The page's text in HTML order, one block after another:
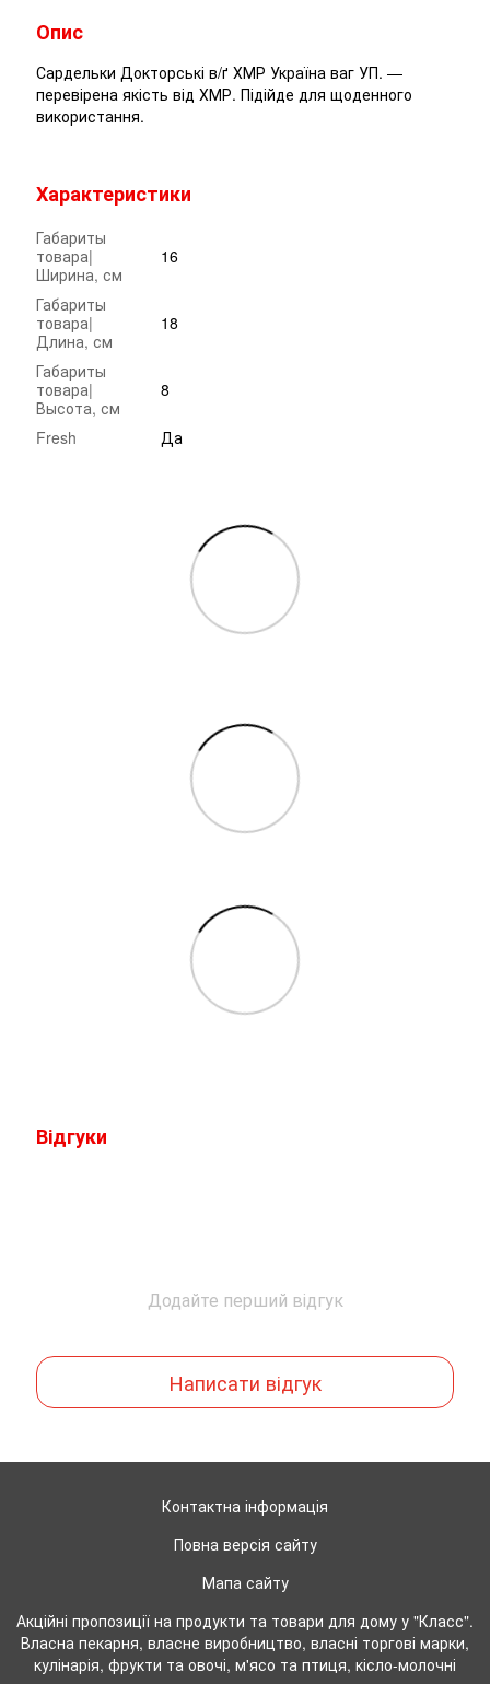
Опис
Сардельки Докторські в/ґ ХМР Україна ваг УП. —
перевірена якість від ХМР. Підійде для щоденного
використання.
Характеристики
Габариты
товара|
Ширина, см
16
Габариты
товара|
Длина, см
18
Габариты
товара|
Высота, см
8
Fresh Да
Відгуки
Додайте перший відгук
Написати відгук
Контактна інформація
Повна версія сайту
Мапа сайту
Акційні пропозиції на продукти та товари для дому у "Класс".
Власна пекарня, власне виробництво, власні торгові марки,
кулінарія, фрукти та овочі, м'ясо та птиця, кісло-молочні